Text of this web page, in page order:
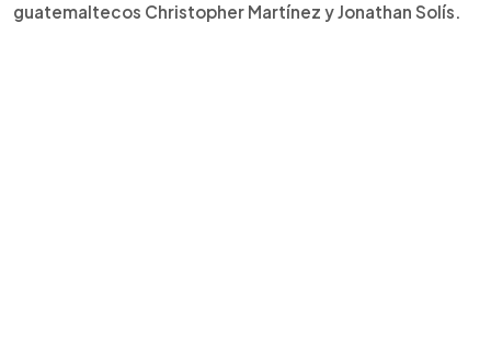
guatemaltecos Christopher Martínez y Jonathan Solís.